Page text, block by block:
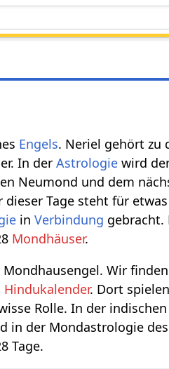
Engels. Neriel gehört zu
In derAstrologie wird
Neumond und dem
dieser Tage steht für
inVerbindung gebracht.
Mondhäuser.
Wir
Hindukalender. Dort
Rolle. In der
in der Mondastrologie
Tage.